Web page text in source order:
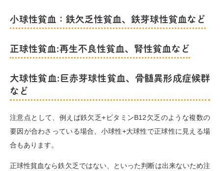
小球性貧血：鉄欠乏性貧血、鉄芽球性貧血など
正球性貧血:再生不良性貧血、腎性貧血など
大球性貧血:巨赤芽球性貧血、骨髄異形成症候群
など
注意点として、例えば鉄欠乏+ビタミンB12欠乏のような複数の
要因が合わさっている場合、小球性+大球性で正球性に見える場
合もあります。
正球性貧血なら鉄欠乏ではない、といった判断は出来ないため注